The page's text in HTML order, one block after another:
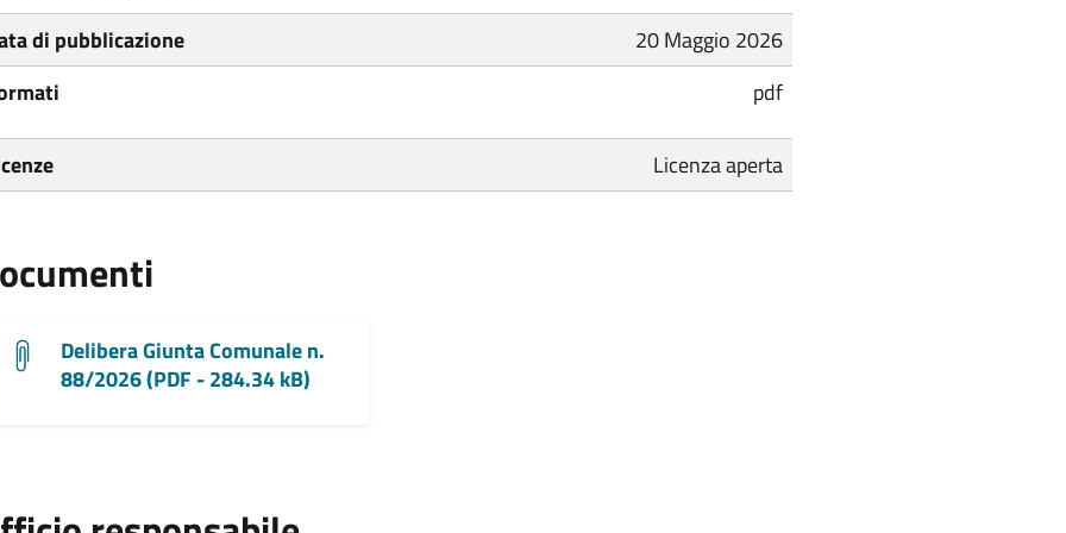
di pubblicazione
20 Maggio 2026
pdf
Licenza aperta
Delibera Giunta Comunale n.
88/2026 (PDF - 284.34 kB)